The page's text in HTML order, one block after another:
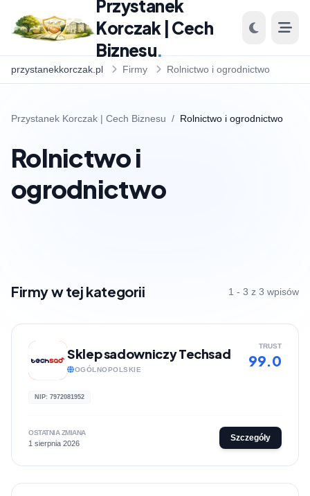
Przystanek
Korczak | Cech
Biznesu.
przystanekkorczak.pl Firmy Rolnictwo i ogrodnictwo
Przystanek Korczak | Cech Biznesu / Rolnictwo i ogrodnictwo
Rolnictwo i
ogrodnictwo
Firmy w tej kategorii 1 - 3 z 3 wpisów
Sklep sadowniczy Techsad
OGÓLNOPOLSKIE
TRUST
99.0
NIP: 7972081952
OSTATNIA ZMIANA
1 sierpnia 2026
Szczegóły